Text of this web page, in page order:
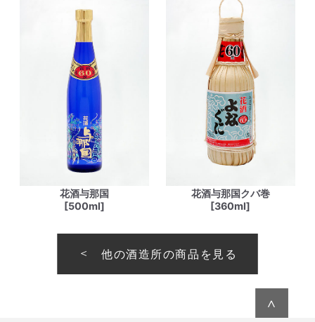
花酒与那国
[500ml]
花酒与那国クバ巻
[360ml]
他の酒造所の商品を見る
∧